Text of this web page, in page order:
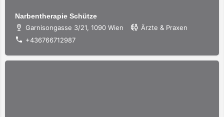
Narbentherapie Schütze
Garnisongasse 3/21, 1090 Wien
Ärzte & Praxen
+436766712987